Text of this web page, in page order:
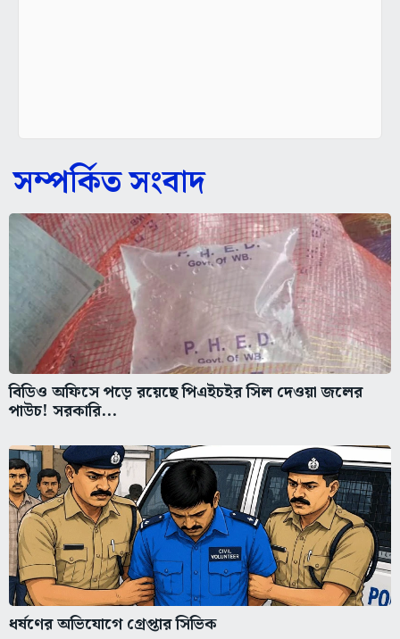
সম্পর্কিত সংবাদ
বিডিও অফিসে পড়ে রয়েছে পিএইচইর সিল দেওয়া জলের
পাউচ! সরকারি...
ধর্ষণের অভিযোগে গ্রেপ্তার সিভিক